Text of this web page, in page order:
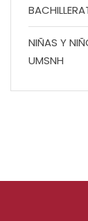
NIÑAS Y
UMSNH